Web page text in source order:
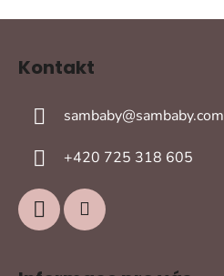
Kontakt
sambaby@sambaby.com
+420 725 318 605